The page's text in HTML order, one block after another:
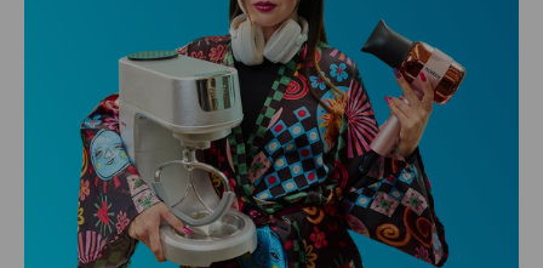
Niceboy ONE Ultra
Hlídá ti zdraví, spánek i pohyb a ještě k
tomu platí.